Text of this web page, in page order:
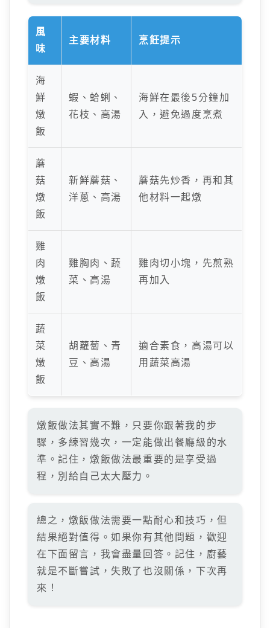
風
味
主要材料 烹飪提示
海
鮮
燉
飯
蝦、蛤蜊、
花枝、高湯
海鮮在最後5分鐘加
入，避免過度烹煮
蘑
菇
燉
飯
新鮮蘑菇、
洋蔥、高湯
蘑菇先炒香，再和其
他材料一起燉
雞
肉
燉
飯
雞胸肉、蔬
菜、高湯
雞肉切小塊，先煎熟
再加入
蔬
菜
燉
飯
胡蘿蔔、青
豆、高湯
適合素食，高湯可以
用蔬菜高湯
燉飯做法其實不難，只要你跟著我的步
驟，多練習幾次，一定能做出餐廳級的水
準。記住，燉飯做法最重要的是享受過
程，別給自己太大壓力。
總之，燉飯做法需要一點耐心和技巧，但
結果絕對值得。如果你有其他問題，歡迎
在下面留言，我會盡量回答。記住，廚藝
就是不斷嘗試，失敗了也沒關係，下次再
來！